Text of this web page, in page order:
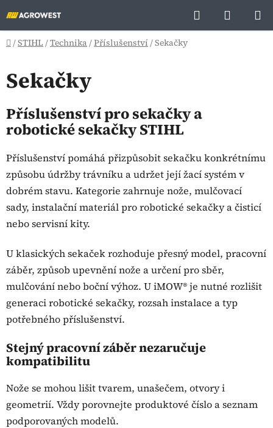
na
obsah
Hledat
KOŠÍK
Domů
/STIHL /Technika/Příslušenství /Sekačky
Sekačky
Příslušenství pro sekačky a
robotické sekačky STIHL
Příslušenství pomáhá přizpůsobit sekačku konkrétnímu
způsobu údržby trávníku a udržet její žací systém v
dobrém stavu. Kategorie zahrnuje nože, mulčovací
sady, instalační materiál pro robotické sekačky a čisticí
nebo servisní kity.
U klasických sekaček rozhoduje přesný model, pracovní
záběr, způsob upevnění nože a určení pro sběr,
mulčování nebo boční výhoz. U iMOW® je nutné rozlišit
generaci robotické sekačky, rozsah instalace a typ
potřebného příslušenství.
Stejný pracovní záběr nezaručuje
kompatibilitu
Nože se mohou lišit tvarem, unašečem, otvory i
geometrií. Vždy porovnejte produktové číslo a seznam
podporovaných modelů.